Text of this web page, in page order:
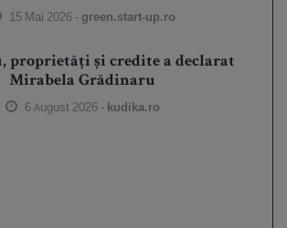
15 Mai 2026 - green.start-up.ro
proprietăți și credite a declarat
Mirabela Grădinaru
6 August 2026 - kudika.ro